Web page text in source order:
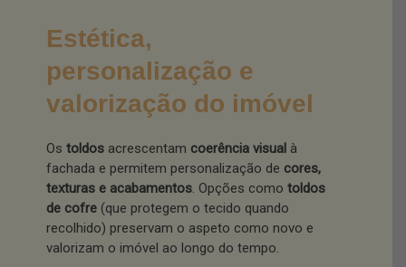
Estética,
personalização e
valorização do imóvel
Os toldos acrescentam coerência visual à
fachada e permitem personalização de cores,
texturas e acabamentos. Opções como toldos
de cofre (que protegem o tecido quando
recolhido) preservam o aspeto como novo e
valorizam o imóvel ao longo do tempo.